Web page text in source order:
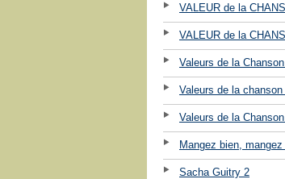
VALEUR de la
VALEUR de la
Valeurs de la
Valeurs de la
Valeurs de la
Mangez bien, mangez
Sacha Guitry 2